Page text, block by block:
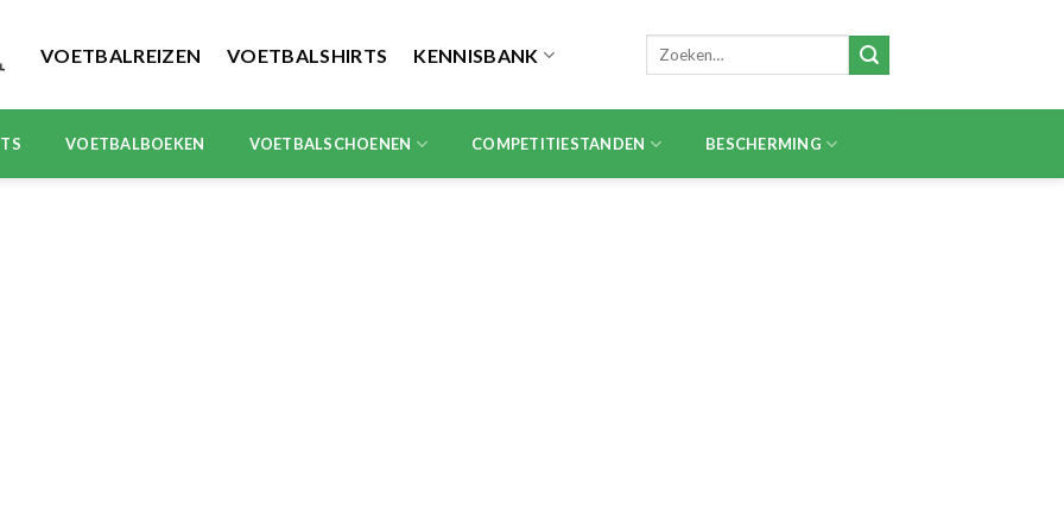
VOETBALREIZEN VOETBALSHIRTS KENNISBANK
Zoeken
VOETBALBOEKEN VOETBALSCHOENEN COMPETITIESTANDEN BESCHERMING